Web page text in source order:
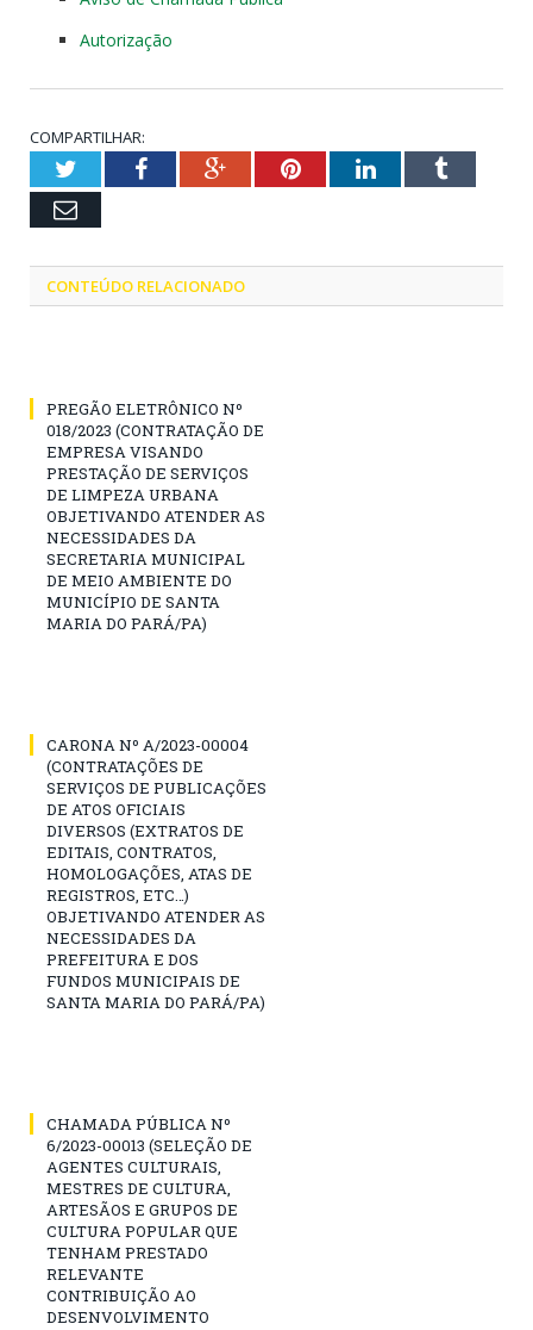
Autorização
COMPARTILHAR:
TwitterFacebookGoogle+PinterestLinkedInTumblr
Email
CONTEÚDO RELACIONADO
PREGÃO ELETRÔNICO Nº
018/2023 (CONTRATAÇÃO DE
EMPRESA VISANDO
PRESTAÇÃO DE SERVIÇOS
DE LIMPEZA URBANA
OBJETIVANDO ATENDER AS
NECESSIDADES DA
SECRETARIA MUNICIPAL
DE MEIO AMBIENTE DO
MUNICÍPIO DE SANTA
MARIA DO PARÁ/PA)
CARONA Nº A/2023-00004
(CONTRATAÇÕES DE
SERVIÇOS DE PUBLICAÇÕES
DE ATOS OFICIAIS
DIVERSOS (EXTRATOS DE
EDITAIS, CONTRATOS,
HOMOLOGAÇÕES, ATAS DE
REGISTROS, ETC…)
OBJETIVANDO ATENDER AS
NECESSIDADES DA
PREFEITURA E DOS
FUNDOS MUNICIPAIS DE
SANTA MARIA DO PARÁ/PA)
CHAMADA PÚBLICA Nº
6/2023-00013 (SELEÇÃO DE
AGENTES CULTURAIS,
MESTRES DE CULTURA,
ARTESÃOS E GRUPOS DE
CULTURA POPULAR QUE
TENHAM PRESTADO
RELEVANTE
CONTRIBUIÇÃO AO
DESENVOLVIMENTO